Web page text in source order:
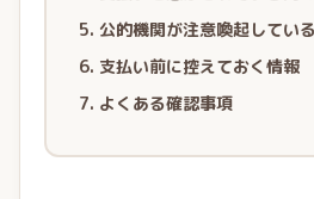
公的機関が注意喚起してい
支払い前に控えておく情報
よくある確認事項